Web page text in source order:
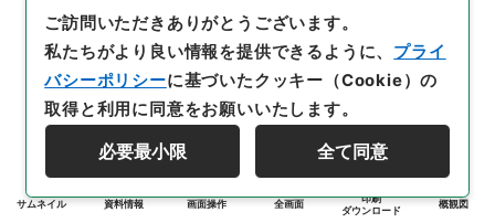
サムネイル 資料情報 画面操作 全画面
印刷
ダウンロード
概観図
ご訪問いただきありがとうございます。
私たちがより良い情報を提供できるように、 プライ
バシーポリシーに基づいたクッキー（Cookie）の
取得と利用に同意をお願いいたします。
必要最小限 全て同意